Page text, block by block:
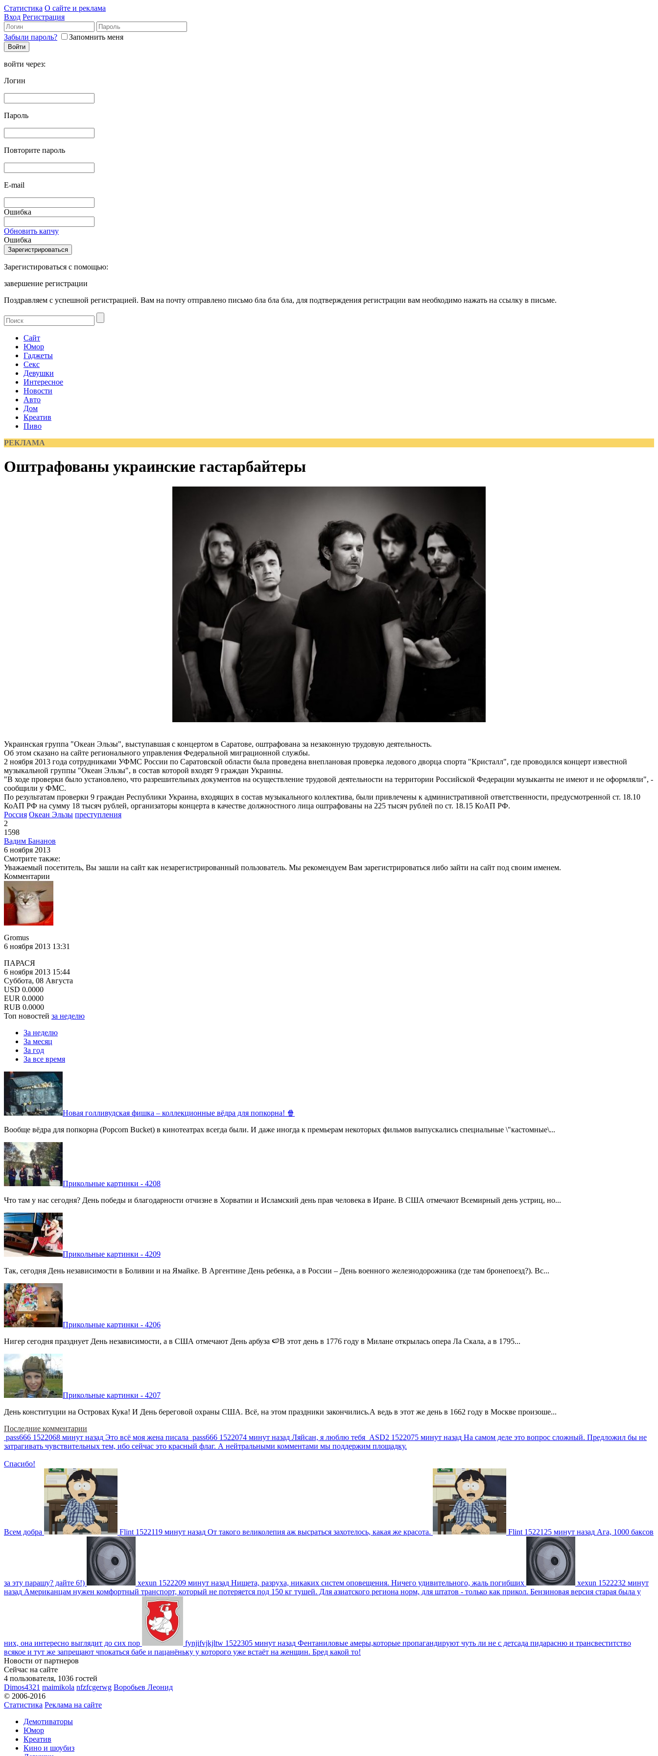
Статистика О сайте и реклама
Вход Регистрация
Забыли пароль? Запомнить меня
войти через:
Логин
Пароль
Повторите пароль
E-mail
Ошибка
Обновить капчу
Ошибка
Зарегистироваться с помощью:
завершение регистрации
Поздравляем с успешной регистрацией. Вам на почту отправлено письмо бла бла бла, для подтверждения регистрации вам необходимо нажать на ссылку в письме.
Сайт
Юмор
Гаджеты
Секс
Девушки
Интересное
Новости
Авто
Дом
Креатив
Пиво
РЕКЛАМА
Оштрафованы украинские гастарбайтеры
Украинская группа "Океан Эльзы", выступавшая с концертом в Саратове, оштрафована за незаконную трудовую деятельность.
Об этом сказано на сайте регионального управления Федеральной миграционной службы.
2 ноября 2013 года сотрудниками УФМС России по Саратовской области была проведена внеплановая проверка ледового дворца спорта "Кристалл", где проводился концерт известной
музыкальной группы "Океан Эльзы", в состав которой входят 9 граждан Украины.
"В ходе проверки было установлено, что разрешительных документов на осуществление трудовой деятельности на территории Российской Федерации музыканты не имеют и не оформляли", -
сообщили у ФМС.
По результатам проверки 9 граждан Республики Украина, входящих в состав музыкального коллектива, были привлечены к административной ответственности, предусмотренной ст. 18.10
КоАП РФ на сумму 18 тысяч рублей, организаторы концерта в качестве должностного лица оштрафованы на 225 тысяч рублей по ст. 18.15 КоАП РФ.
Россия Океан Эльзы преступления
2
1598
Вадим Бананов
6 ноября 2013
Смотрите также:
Уважаемый посетитель, Вы зашли на сайт как незарегистрированный пользователь. Мы рекомендуем Вам зарегистрироваться либо зайти на сайт под своим именем.
Комментарии
Gromus
6 ноября 2013 13:31
ПАРАСЯ
6 ноября 2013 15:44
Суббота, 08 Августа
USD 0.0000
EUR 0.0000
RUB 0.0000
Топ новостей за неделю
За неделю
За месяц
За год
За все время
Новая голливудская фишка – коллекционные вёдра для попкорна! 🍿
Вообще вёдра для попкорна (Popcorn Bucket) в кинотеатрах всегда были. И даже иногда к премьерам некоторых фильмов выпускались специальные \"кастомные\...
Прикольные картинки - 4208
Что там у нас сегодня? День победы и благодарности отчизне в Хорватии и Исламский день прав человека в Иране. В США отмечают Всемирный день устриц, но...
Прикольные картинки - 4209
Так, сегодня День независимости в Боливии и на Ямайке. В Аргентине День ребенка, а в России – День военного железнодорожника (где там бронепоезд?). Вс...
Прикольные картинки - 4206
Нигер сегодня празднует День независимости, а в США отмечают День арбуза 🍉В этот день в 1776 году в Милане открылась опера Ла Скала, а в 1795...
Прикольные картинки - 4207
День конституции на Островах Кука! И День береговой охраны США. Всё, на этом праздники закончились.А ведь в этот же день в 1662 году в Москве произоше...
Последние комментарии
pass666 1522068 минут назад Это всё моя жена писала pass666 1522074 минут назад Ляйсан, я люблю тебя ASD2 1522075 минут назад На самом деле это вопрос сложный. Предложил бы не
затрагивать чувствительных тем, ибо сейчас это красный флаг. А нейтральными комментами мы поддержим площадку.
Спасибо!
Всем добра Flint 1522119 минут назад От такого великолепия аж высраться захотелось, какая же красота. Flint 1522125 минут назад Ага, 1000 баксов
за эту парашу? дайте 6!) xexun 1522209 минут назад Нищета, разруха, никаких систем оповещения. Ничего удивительного, жаль погибших xexun 1522232 минут
назад Американцам нужен комфортный транспорт, который не потеряется под 150 кг тушей. Для азиатского региона норм, для штатов - только как прикол. Бензиновая версия старая была у
них, она интересно выглядит до сих пор fynjifvjkjltw 1522305 минут назад Фентаниловые амеры,которые пропагандируют чуть ли не с детсада пидарасню и трансвеститство
всякое и тут же запрещают чпокаться бабе и пацанёньку у которого уже встаёт на женщин. Бред какой то!
Новости от партнеров
Сейчас на сайте
4 пользователя, 1036 гостей
Dimos4321 maimikola nfzfcgerwg Воробьев Леонид
© 2006-2016
Статистика Реклама на сайте
Демотиваторы
Юмор
Креатив
Кино и шоубиз